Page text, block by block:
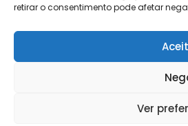
retirar o consentimento pode afetar
Ver